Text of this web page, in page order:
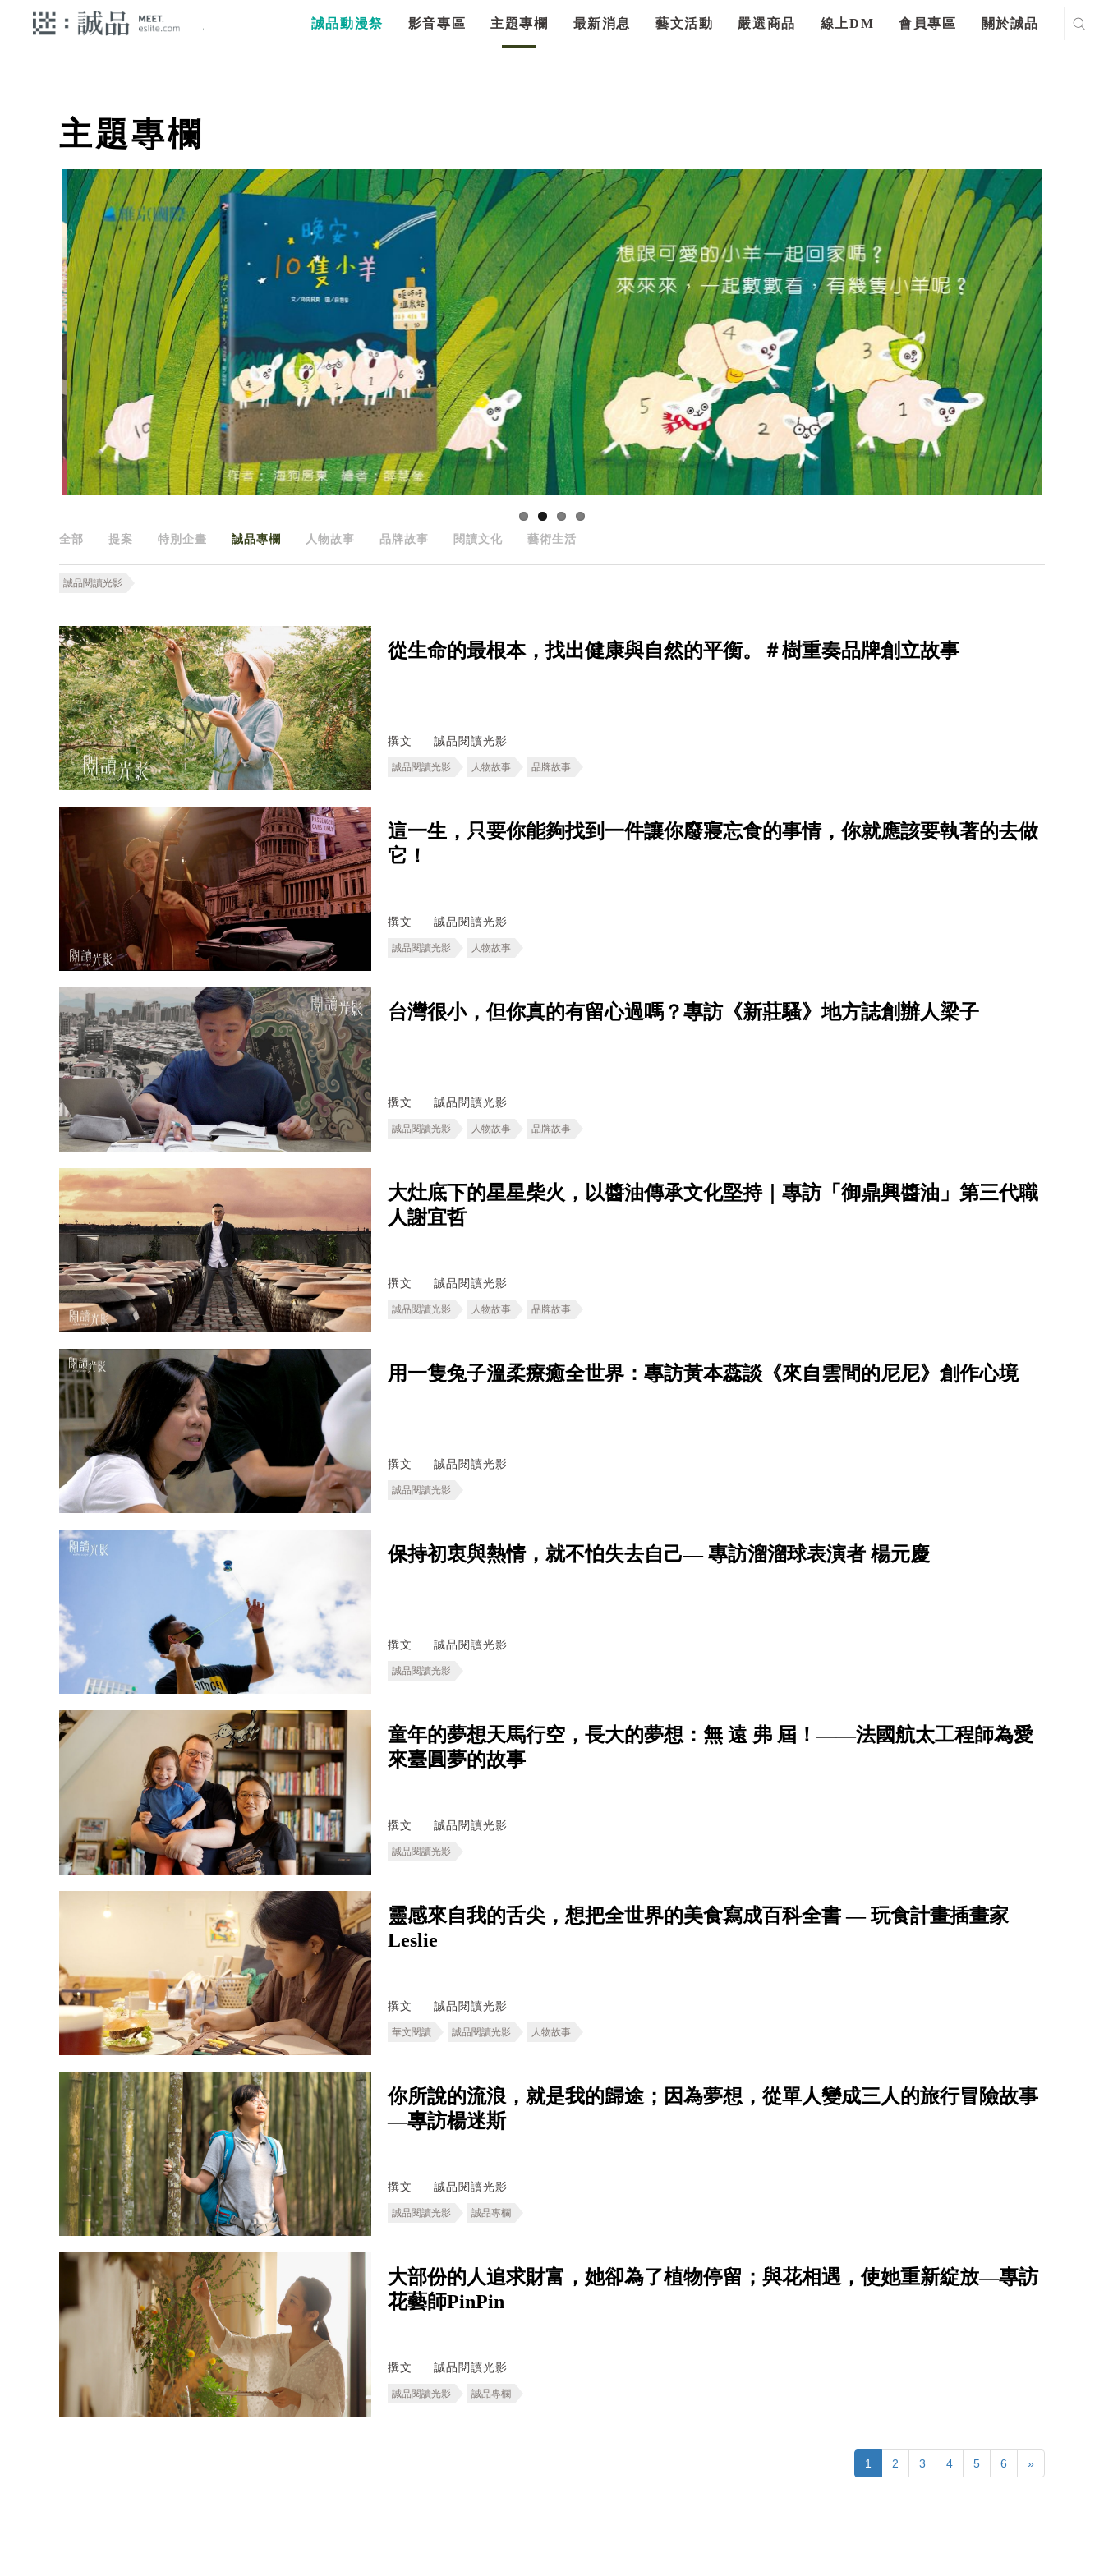
誠品動漫祭 影音專區 主題專欄 最新消息 藝文活動 嚴選商品 線上DM 會員專區 關於誠品
主題專欄
全部 提案 特別企畫 誠品專欄 人物故事 品牌故事 閱讀文化 藝術生活
誠品閱讀光影
從生命的最根本，找出健康與自然的平衡。＃樹重奏品牌創立故事
撰文 誠品閱讀光影
誠品閱讀光影 人物故事 品牌故事
這一生，只要你能夠找到一件讓你廢寢忘食的事情，你就應該要執著的去做
它！
撰文 誠品閱讀光影
誠品閱讀光影 人物故事
台灣很小，但你真的有留心過嗎？專訪《新莊騷》地方誌創辦人梁子
撰文 誠品閱讀光影
誠品閱讀光影 人物故事 品牌故事
大灶底下的星星柴火，以醬油傳承文化堅持｜專訪「御鼎興醬油」第三代職
人謝宜哲
撰文 誠品閱讀光影
誠品閱讀光影 人物故事 品牌故事
用一隻兔子溫柔療癒全世界：專訪黃本蕊談《來自雲間的尼尼》創作心境
撰文 誠品閱讀光影
誠品閱讀光影
保持初衷與熱情，就不怕失去自己— 專訪溜溜球表演者 楊元慶
撰文 誠品閱讀光影
誠品閱讀光影
童年的夢想天馬行空，長大的夢想：無 遠 弗 屆！——法國航太工程師為愛
來臺圓夢的故事
撰文 誠品閱讀光影
誠品閱讀光影
靈感來自我的舌尖，想把全世界的美食寫成百科全書 — 玩食計畫插畫家
Leslie
撰文 誠品閱讀光影
華文閱讀 誠品閱讀光影 人物故事
你所說的流浪，就是我的歸途；因為夢想，從單人變成三人的旅行冒險故事
—專訪楊迷斯
撰文 誠品閱讀光影
誠品閱讀光影 誠品專欄
大部份的人追求財富，她卻為了植物停留；與花相遇，使她重新綻放—專訪
花藝師PinPin
撰文 誠品閱讀光影
誠品閱讀光影 誠品專欄
1 2 3 4 5 6 »